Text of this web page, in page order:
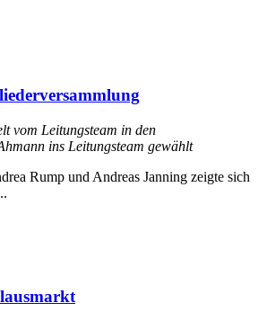
vom Leitungsteam in den
ins Leitungsteam gewählt
Rump und Andreas Janning zeigte sich